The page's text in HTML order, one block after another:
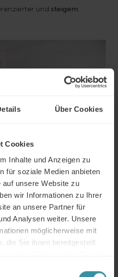
Über Cookies
Cookies
Inhalte und Anzeigen zu
für soziale Medien anbieten
unsere Website zu
wir Informationen zu Ihrer
an unsere Partner für
Analysen weiter. Unsere
möglicherweise mit
die Sie ihnen bereitgestellt
und steigern
undKompetenzen
Sellingrelevant und
Rollenspiele in
und
Consultative Selling
durch Rollenspiele in